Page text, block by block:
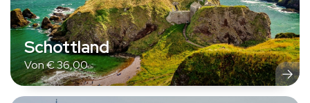
Schottland
Von€36,00